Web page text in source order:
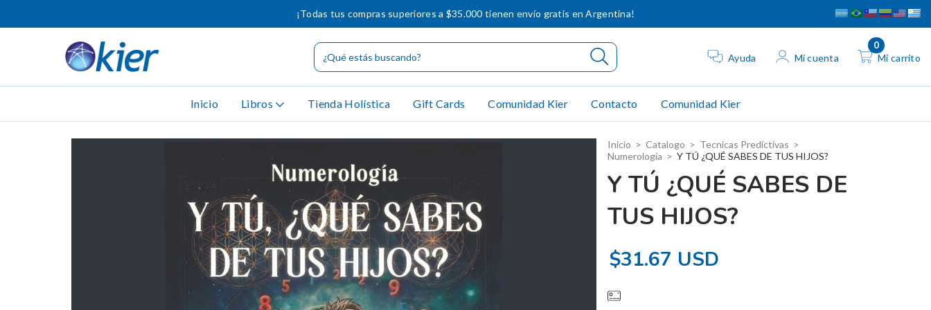
¡Todas tus compras superiores a $35.000 tienen envío gratis en Argentina!
Ayuda Mi cuenta Mi carrito
0
Inicio Libros Tienda Holística Gift Cards Comunidad Kier Contacto Comunidad Kier
Inicio > Catalogo > Tecnicas Predictivas >
Numerologia > Y TÚ ¿QUÉ SABES DE TUS HIJOS?
Y TÚ ¿QUÉ SABES DE
TUS HIJOS?
$31.67 USD